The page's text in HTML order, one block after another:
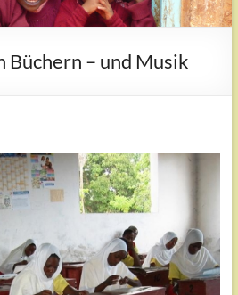
Büchern – und Musik